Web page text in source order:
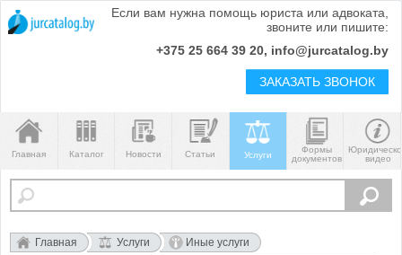
Если вам нужна помощь юриста или адвоката,
звоните или пишите:
+375 25 664 39 20, info@jurcatalog.by
ЗАКАЗАТЬ ЗВОНОК
Главная Каталог Новости Статьи Услуги
Формы
документов
видео
Главная Услуги
Иные услуги